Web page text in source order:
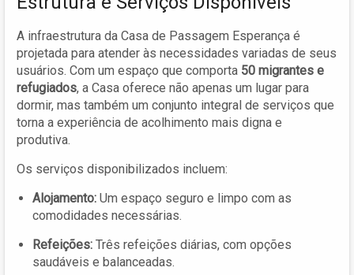
A infraestrutura da Casa de Passagem Esperança é
projetada para atender às necessidades variadas de seus
usuários. Com um espaço que comporta 50 migrantes e
refugiados, a Casa oferece não apenas um lugar para
dormir, mas também um conjunto integral de serviços que
torna a experiência de acolhimento mais digna e
produtiva.
Os serviços disponibilizados incluem:
Alojamento: Um espaço seguro e limpo com as
comodidades necessárias.
Refeições: Três refeições diárias, com opções
saudáveis e balanceadas.